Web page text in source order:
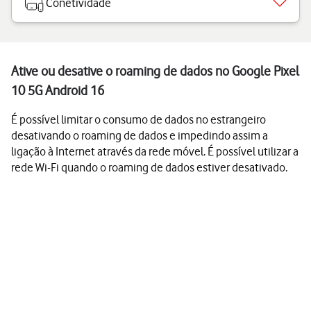
Conetividade
Ative ou desative o roaming de dados no Google Pixel
10 5G Android 16
É possível limitar o consumo de dados no estrangeiro
desativando o roaming de dados e impedindo assim a
ligação à Internet através da rede móvel. É possível utilizar a
rede Wi-Fi quando o roaming de dados estiver desativado.